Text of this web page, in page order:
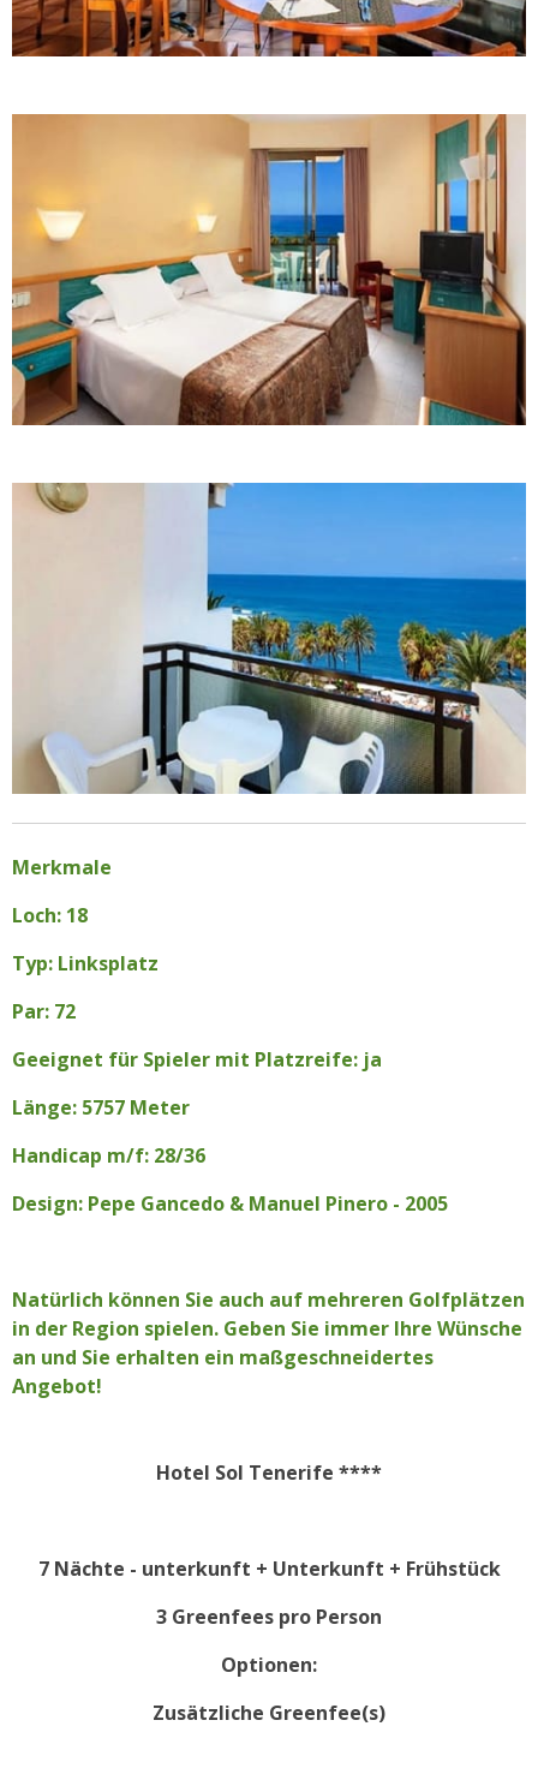
Merkmale
Loch: 18
Typ: Linksplatz
Par: 72
Geeignet für Spieler mit Platzreife: ja
Länge: 5757 Meter
Handicap m/f: 28/36
Design: Pepe Gancedo & Manuel Pinero - 2005
Natürlich können Sie auch auf mehreren Golfplätzen
in der Region spielen. Geben Sie immer Ihre Wünsche
an und Sie erhalten ein maßgeschneidertes
Angebot!
Hotel Sol Tenerife ****
7 Nächte - unterkunft + Unterkunft + Frühstück
3 Greenfees pro Person
Optionen:
Zusätzliche Greenfee(s)